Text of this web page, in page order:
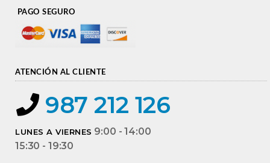
PAGO SEGURO
ATENCIÓN AL CLIENTE
987 212 126
LUNES A VIERNES 9:00 - 14:00
15:30 - 19:30